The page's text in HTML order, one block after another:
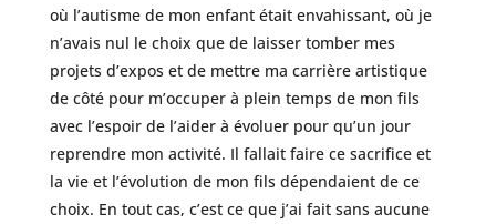
où l’autisme de mon enfant était envahissant, où je
n’avais nul le choix que de laisser tomber mes
projets d’expos et de mettre ma carrière artistique
de côté pour m’occuper à plein temps de mon fils
avec l’espoir de l’aider à évoluer pour qu’un jour
reprendre mon activité. Il fallait faire ce sacrifice et
la vie et l’évolution de mon fils dépendaient de ce
choix. En tout cas, c’est ce que j’ai fait sans aucune